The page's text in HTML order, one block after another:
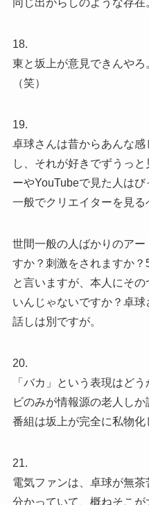
同じ出がらしのような存在
18.
東と坂上が意見できんや
（笑）
19.
卓球さんは昔からあんな
し、それが好きでずうっ
ーやYouTubeで見た人は
一般でクリエイターを見る
世間一般の人ばかりのア
すか？刺激をされますか
と言いますが、本人にそ
いんじゃないですか？卓
話しは別ですが。
20.
「バカ」という表現はど
ビのみが情報源の老人し
番組は坂上が完全に私物
21.
電気ファンは、卓球が無茶
分かっていて、概ねそこが